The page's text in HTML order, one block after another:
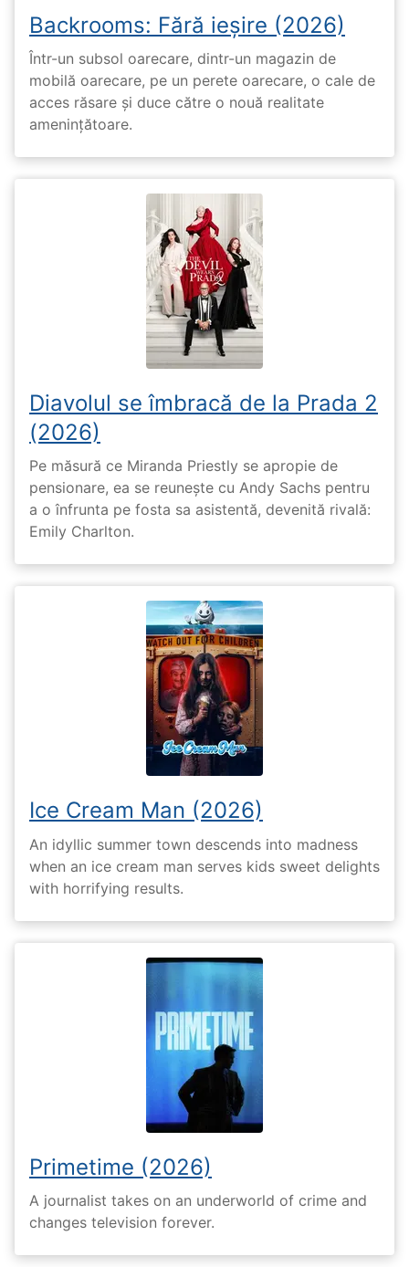
Backrooms: Fără ieșire (2026)
Într-un subsol oarecare, dintr-un magazin de
mobilă oarecare, pe un perete oarecare, o cale de
acces răsare și duce către o nouă realitate
amenințătoare.
Diavolul se îmbracă de la Prada 2
(2026)
Pe măsură ce Miranda Priestly se apropie de
pensionare, ea se reunește cu Andy Sachs pentru
a o înfrunta pe fosta sa asistentă, devenită rivală:
Emily Charlton.
Ice Cream Man (2026)
An idyllic summer town descends into madness
when an ice cream man serves kids sweet delights
with horrifying results.
Primetime (2026)
A journalist takes on an underworld of crime and
changes television forever.